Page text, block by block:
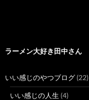
ラーメン大好き田中さん
いい感じのやつブログ (22)
いい感じの人生 (4)